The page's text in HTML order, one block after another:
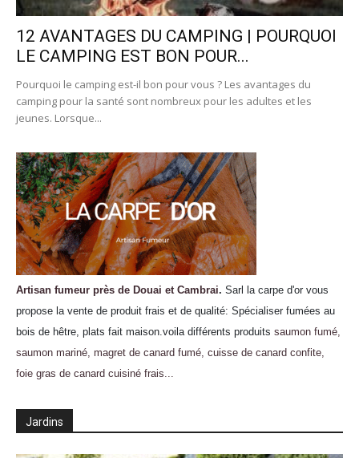
12 AVANTAGES DU CAMPING | POURQUOI
LE CAMPING EST BON POUR...
Pourquoi le camping est-il bon pour vous ? Les avantages du
camping pour la santé sont nombreux pour les adultes et les
jeunes. Lorsque...
Artisan fumeur près de Douai et Cambrai. Sarl la carpe d'or vous
propose la vente de produit frais et de qualité: Spécialiser fumées au
bois de hêtre, plats fait maison.voila différents produits saumon fumé,
saumon mariné, magret de canard fumé, cuisse de canard confite,
foie gras de canard cuisiné frais...
Jardins